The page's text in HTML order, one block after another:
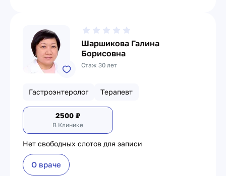
Шаршикова Галина
Борисовна
Стаж 30 лет
Гастроэнтеролог Терапевт
2500 ₽
В Клинике
Нет свободных слотов для записи
О враче